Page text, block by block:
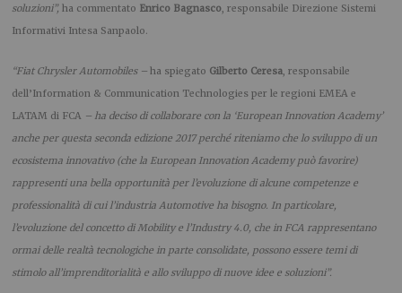
soluzioni”, ha commentato Enrico Bagnasco, responsabile Direzione Sistemi
Informativi Intesa Sanpaolo.
“Fiat Chrysler Automobiles –ha spiegato Gilberto Ceresa, responsabile
dell’Information & Communication Technologies per le regioni EMEA e
LATAM di FCA – ha deciso di collaborare con la ‘European Innovation Academy’
anche per questa seconda edizione 2017 perché riteniamo che lo sviluppo di un
ecosistema innovativo (che la European Innovation Academy può favorire)
rappresenti una bella opportunità per l’evoluzione di alcune competenze e
professionalità di cui l’industria Automotive ha bisogno. In particolare,
l’evoluzione del concetto di Mobility e l’Industry 4.0, che in FCA rappresentano
ormai delle realtà tecnologiche in parte consolidate, possono essere temi di
stimolo all’imprenditorialità e allo sviluppo di nuove idee e soluzioni”.